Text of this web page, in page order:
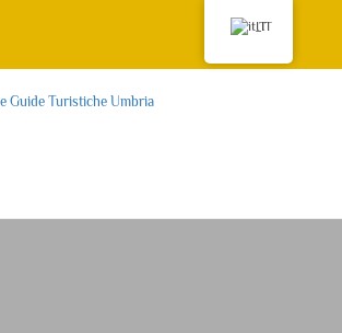
IT